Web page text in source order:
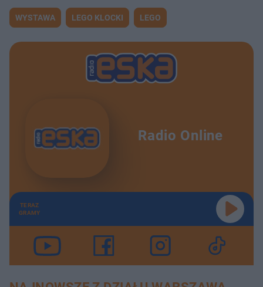
WYSTAWA LEGO KLOCKI LEGO
Radio Online
TERAZ
GRAMY